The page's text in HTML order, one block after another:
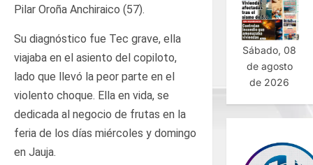
Pilar Oroña Anchiraico (57).
Su diagnóstico fue Tec grave, ella
viajaba en el asiento del copiloto,
lado que llevó la peor parte en el
violento choque. Ella en vida, se
dedicada al negocio de frutas en la
feria de los días miércoles y domingo
en Jauja.
Sábado, 08
de agosto
de 2026